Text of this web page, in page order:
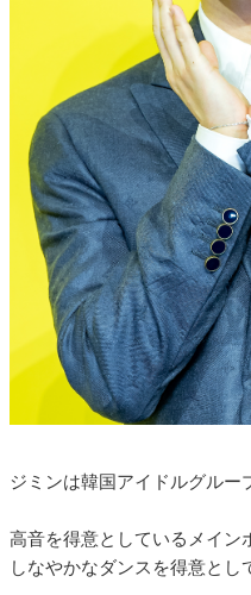
ジミンは韓国アイドルグルー
高音を得意としているメイン
しなやかなダンスを得意とし